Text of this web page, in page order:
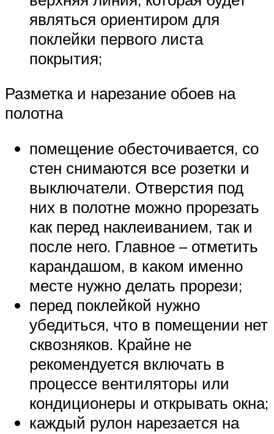
являться ориентиром для
поклейки первого листа
покрытия;
Разметка и нарезание обоев на
полотна
помещение обесточивается, со
стен снимаются все розетки и
выключатели. Отверстия под
них в полотне можно прорезать
как перед наклеиванием, так и
после него. Главное – отметить
карандашом, в каком именно
месте нужно делать прорези;
перед поклейкой нужно
убедиться, что в помещении нет
сквозняков. Крайне не
рекомендуется включать в
процессе вентиляторы или
кондиционеры и открывать окна;
каждый рулон нарезается на